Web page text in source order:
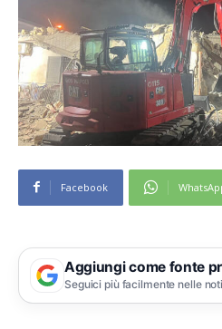
Facebook
Aggiungi come fonte
Seguici più facilmente nelle